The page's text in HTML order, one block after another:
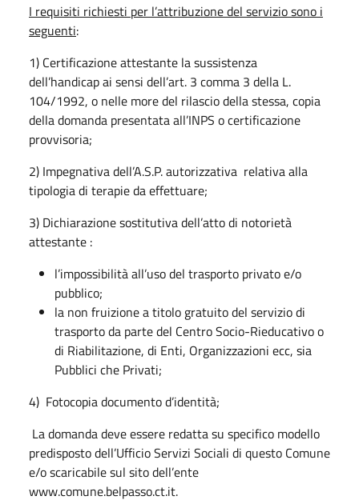
I requisiti richiesti per l’attribuzione del servizio sono i
seguenti:
1) Certificazione attestante la sussistenza
dell’handicap ai sensi dell’art. 3 comma 3 della L.
104/1992, o nelle more del rilascio della stessa, copia
della domanda presentata all’INPS o certificazione
provvisoria;
2) Impegnativa dell’A.S.P. autorizzativa relativa alla
tipologia di terapie da effettuare;
3) Dichiarazione sostitutiva dell’atto di notorietà
attestante :
l’impossibilità all’uso del trasporto privato e/o
pubblico;
la non fruizione a titolo gratuito del servizio di
trasporto da parte del Centro Socio-Rieducativo o
di Riabilitazione, di Enti, Organizzazioni ecc, sia
Pubblici che Privati;
4) Fotocopia documento d’identità;
La domanda deve essere redatta su specifico modello
predisposto dell’Ufficio Servizi Sociali di questo Comune
e/o scaricabile sul sito dell’ente
www.comune.belpasso.ct.it.